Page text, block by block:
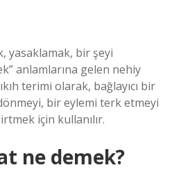
yasaklamak, bir şeyi
anlamlarına gelen nehiy
terimi olarak, bağlayıcı bir
bir eylemi terk etmeyi
için kullanılır.
ne demek?